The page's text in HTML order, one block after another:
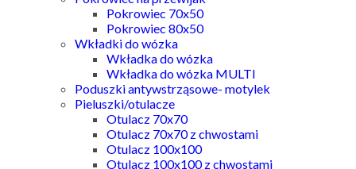
Pokrowiec 70x50
Pokrowiec 80x50
Wkładki do wózka
Wkładka do wózka
Wkładka do wózka MULTI
Poduszki antywstrząsowe- motylek
Pieluszki/otulacze
Otulacz 70x70
Otulacz 70x70 z chwostami
Otulacz 100x100
Otulacz 100x100 z chwostami